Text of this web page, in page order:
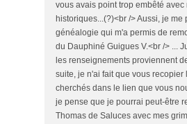
vous avais point trop embêté avec
historiques...(?)<br /> Aussi, je me
généalogie qui m'a permis de
du Dauphiné Guigues V.<br /> ...
les renseignements proviennent
suite, je n'ai fait que vous
cherchés dans le lien que vous
je pense que je pourrai peut-être
Thomas de Saluces avec mes